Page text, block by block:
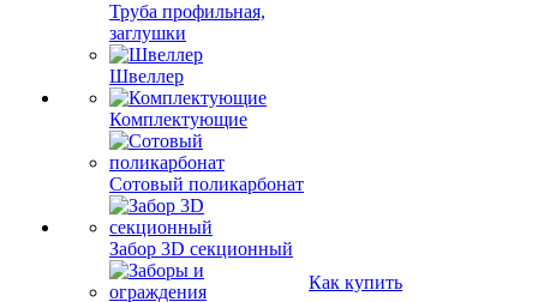
Труба профильная,
заглушки
Швеллер
Комплектующие
Сотовый поликарбонат
Забор 3D секционный
Как купить